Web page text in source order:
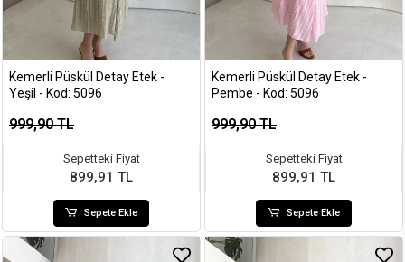
Kemerli Püskül Detay Etek -
Yeşil - Kod: 5096
999,90 TL
Sepetteki Fiyat
899,91 TL
Sepete Ekle
Kemerli Püskül Detay Etek -
Pembe - Kod: 5096
999,90 TL
Sepetteki Fiyat
899,91 TL
Sepete Ekle